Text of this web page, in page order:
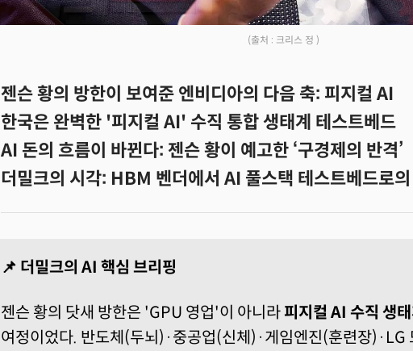
(출처 : 크리스 정 )
젠슨 황의 방한이 보여준 엔비디아의 다음 축: 피지컬 AI
한국은 완벽한 '피지컬 AI' 수직 통합 생태계 테스트베드
AI 돈의 흐름이 바뀐다: 젠슨 황이 예고한 ‘구경제의 반격’
더밀크의 시각: HBM 벤더에서 AI 풀스택 테스트베드로
📌 더밀크의 AI 핵심 브리핑
젠슨 황의 닷새 방한은 'GPU 영업'이 아니라 피지컬 AI 수직 생태
여정이었다. 반도체(두뇌)·중공업(신체)·게임엔진(훈련장)·LG